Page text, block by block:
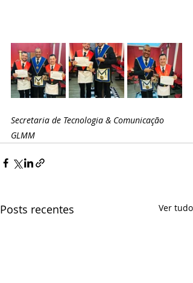
Secretaria de Tecnologia & Comunicação
GLMM
Posts recentes Ver tudo